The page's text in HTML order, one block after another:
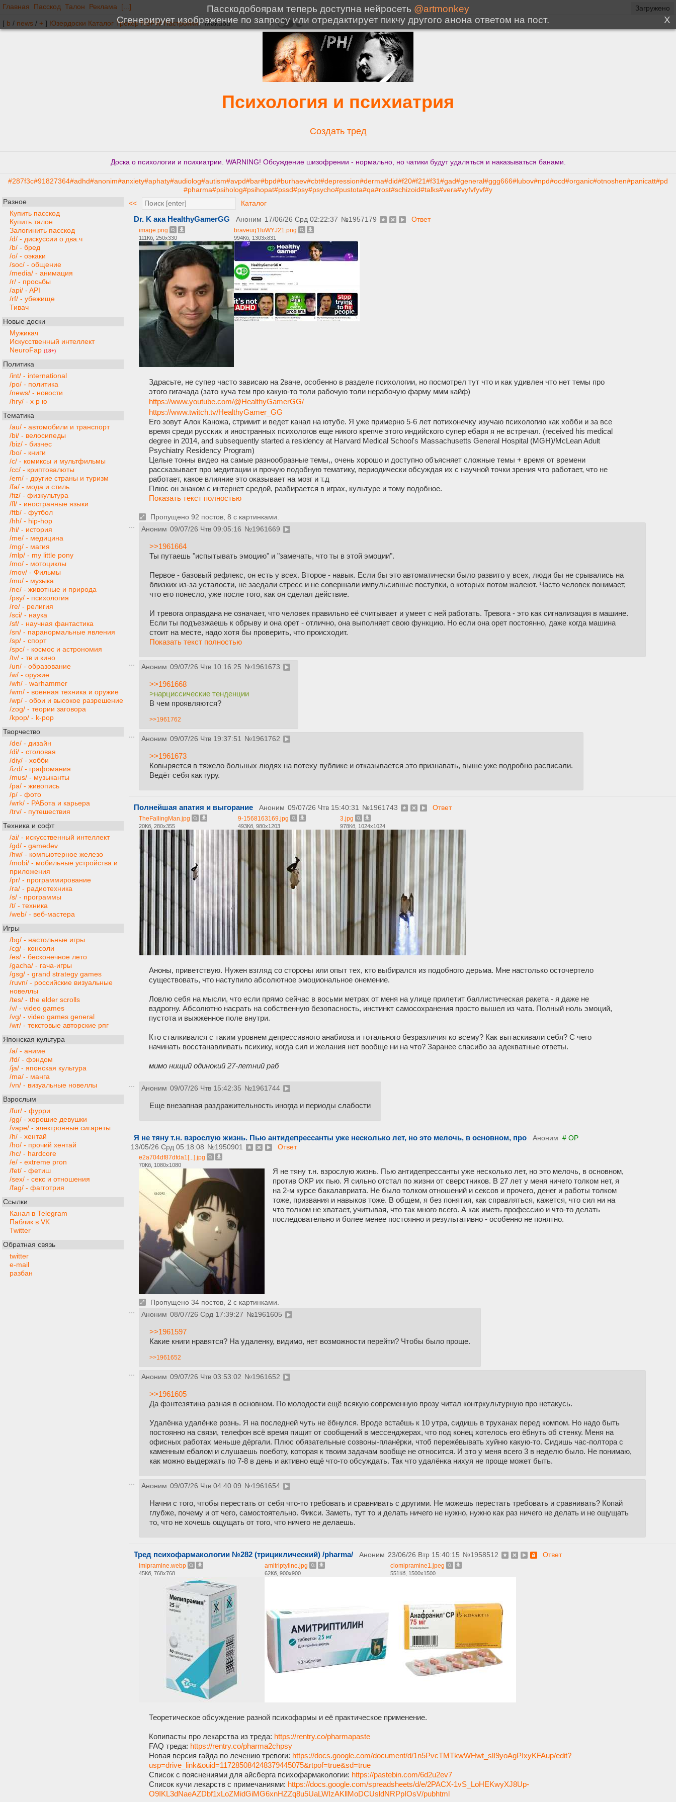
Главная Пасскод Талон Реклама [...]
[ b / news / + ] Юзердоски Каталог Трекер NSFW Настройки
Психология и психиатрия
Создать тред
Доска о психологии и психиатрии. WARNING! Обсуждение шизофрении - нормально, но чатики будут удаляться и наказываться банами.
#287f3c#91827364#adhd#anonim#anxiety#aphaty#audiolog#autism#avpd#bar#bpd#burhaev#cbt#depression#derma#did#f20#f21#f31#gad#general #ggg666#lubov#npd#ocd#organic#otnoshen#panicatt#pd
#pharma#psiholog#psihopat#pssd#psy#psycho#pustota#qa#rost#schizoid#talks#vera#vyfvfyvf#y
Разное
Купить пасскод
Купить талон
Залогинить пасскод
/d/ - дискуссии о два.ч
/b/ - бред
/o/ - оэкаки
/soc/ - общение
/media/ - анимация
/r/ - просьбы
/api/ - API
/rf/ - убежище
Тивач
Новые доски
Мужикач
Искусственный интеллект
NeuroFap (18+)
Политика
/int/ - international
/po/ - политика
/news/ - новости
/hry/ - х р ю
Тематика
/au/ - автомобили и транспорт
/bi/ - велосипеды
/biz/ - бизнес
/bo/ - книги
/c/ - комиксы и мультфильмы
/cc/ - криптовалюты
/em/ - другие страны и туризм
/fa/ - мода и стиль
/fiz/ - физкультура
/fl/ - иностранные языки
/ftb/ - футбол
/hh/ - hip-hop
/hi/ - история
/me/ - медицина
/mg/ - магия
/mlp/ - my little pony
/mo/ - мотоциклы
/mov/ - Фильмы
/mu/ - музыка
/ne/ - животные и природа
/psy/ - психология
/re/ - религия
/sci/ - наука
/sf/ - научная фантастика
/sn/ - паранормальные явления
/sp/ - спорт
/spc/ - космос и астрономия
/tv/ - тв и кино
/un/ - образование
/w/ - оружие
/wh/ - warhammer
/wm/ - военная техника и оружие
/wp/ - обои и высокое разрешение
/zog/ - теории заговора
/kpop/ - k-pop
Творчество
/de/ - дизайн
/di/ - столовая
/diy/ - хобби
/izd/ - графомания
/mus/ - музыканты
/pa/ - живопись
/p/ - фото
/wrk/ - РАБота и карьера
/trv/ - путешествия
Техника и софт
/ai/ - искусственный интеллект
/gd/ - gamedev
/hw/ - компьютерное железо
/mobi/ - мобильные устройства и
приложения
/pr/ - программирование
/ra/ - радиотехника
/s/ - программы
/t/ - техника
/web/ - веб-мастера
Игры
/bg/ - настольные игры
/cg/ - консоли
/es/ - бесконечное лето
/gacha/ - гача-игры
/gsg/ - grand strategy games
/ruvn/ - российские визуальные
новеллы
/tes/ - the elder scrolls
/v/ - video games
/vg/ - video games general
/wr/ - текстовые авторские рпг
Японская культура
/a/ - аниме
/fd/ - фэндом
/ja/ - японская культура
/ma/ - манга
/vn/ - визуальные новеллы
Взрослым
/fur/ - фурри
/gg/ - хорошие девушки
/vape/ - электронные сигареты
/h/ - хентай
/ho/ - прочий хентай
/hc/ - hardcore
/e/ - extreme pron
/fet/ - фетиш
/sex/ - секс и отношения
/fag/ - фагготрия
Ссылки
Канал в Telegram
Паблик в VK
Twitter
Обратная связь
twitter
e-mail
разбан
<< Каталог
Dr. K ака HealthyGamerGG Аноним 17/06/26 Срд 02:22:37 №1957179 Ответ
image.png
111Кб, 250x330
braveuq1fuWYJ21.png
994Кб, 1303x831
Здрасьте, не супер часто зависаю на 2ваче, особенно в разделе психологии, но посмотрел тут что и как удивлен что нет темы про
этого гигачада (зато куча тем про какую-то толи рабочую толи нерабочую фарму ммм кайф)
https://www.youtube.com/@HealthyGamerGG/
https://www.twitch.tv/HealthyGamer_GG
Его зовут Алок Каножа, стримит и ведет канал на ютубе. Я уже примерно 5-6 лет потихонечку изучаю психологию как хобби и за все
время среди русских и иностранных психологов еще никого крепче этого индийского супер ебаря я не встречал. (received his medical
degree in 2014, and subsequently started a residency at Harvard Medical School's Massachusetts General Hospital (MGH)/McLean Adult
Psychiatry Residency Program)
Целые тонны видео на самые разнообразные темы,, очень хорошо и доступно объясняет сложные темы + время от времени
рассказывает про медитации и прочую подобную тематику, периодически обсуждая их с научной точки зрения что работает, что не
работает, какое влияние это оказывает на мозг и т.д
Плюс он знаком с интернет средой, разбирается в играх, культуре и тому подобное.
Показать текст полностью
Пропущено 92 постов, 8 с картинками.
Аноним 09/07/26 Чтв 09:05:16 №1961669
>>1961664
Ты путаешь "испытывать эмоцию" и "замечать, что ты в этой эмоции".
Первое - базовый рефлекс, он есть у всех. Второе - навык. Если бы это автоматически было развито у всех, люди бы не срывались на
близких из-за усталости, не заедали стресс и не совершали импульсивные поступки, о которых потом жалеют. Часто человек понимает,
что его понесло, уже после того, как он сделал действие.
И тревога оправдана не означает, что человек правильно её считывает и умеет с ней работать. Тревога - это как сигнализация в машине.
Если ты подъезжаешь к обрыву и она орет - отлично, она выполняет свою функцию. Но если она орет постоянно, даже когда машина
стоит на месте, надо хотя бы проверить, что происходит.
Показать текст полностью
Аноним 09/07/26 Чтв 10:16:25 №1961673
>>1961668
>нарциссические тенденции
В чем проявляются?
>>1961762
Аноним 09/07/26 Чтв 19:37:51 №1961762
>>1961673
Ковыряется в тяжело больных людях на потеху публике и отказывается это признавать, выше уже подробно расписали.
Ведёт себя как гуру.
Полнейшая апатия и выгорание Аноним 09/07/26 Чтв 15:40:31 №1961743 Ответ
TheFallingMan.jpg
20Кб, 280x355
9-1568163169.jpg
493Кб, 980x1203
3.jpg
978Кб, 1024x1024
Аноны, приветствую. Нужен взгляд со стороны или опыт тех, кто выбирался из подобного дерьма. Мне настолько осточертело
существовать, что наступило абсолютное эмоциональное онемение.
Ловлю себя на мысли, что если прямо сейчас в восьми метрах от меня на улице прилетит баллистическая ракета - я даже не
вздрогну. Абсолютно насрать на собственную безопасность, инстинкт самосохранения просто вышел из чата. Полный ноль эмоций,
пустота и выжженное поле внутри.
Кто сталкивался с таким уровнем депрессивного анабиоза и тотального безразличия ко всему? Как вытаскивали себя? С чего
начинать восстанавливать психику, когда сил и желания нет вообще ни на что? Заранее спасибо за адекватные ответы.
мимо нищий одинокий 27-летний раб
Аноним 09/07/26 Чтв 15:42:35 №1961744
Еще внезапная раздражительность иногда и периоды слабости
Я не тяну т.н. взрослую жизнь. Пью антидепрессанты уже несколько лет, но это мелочь, в основном, про Аноним # OP
13/05/26 Срд 05:18:08 №1950901 Ответ
e2a704df87dfda1[...].jpg
70Кб, 1080x1080
Я не тяну т.н. взрослую жизнь. Пью антидепрессанты уже несколько лет, но это мелочь, в основном,
против ОКР их пью. Я сильно отстал по жизни от сверстников. В 27 лет у меня ничего толком нет, я
на 2-м курсе бакалавриата. Не было толком отношений и сексов и прочего, денег и работы толком
тоже, призвания и навыков тоже. В общем, я без понятия, как справляться, кажется, что сил ни на
что толком не хватает, учитывая, что так много всего. А как иметь профессию и что-то делать
последовательно и более менее постоянно и результативно - особенно не понятно.
Пропущено 34 постов, 2 с картинками.
Аноним 08/07/26 Срд 17:39:27 №1961605
>>1961597
Какие книги нравятся? На удаленку, видимо, нет возможности перейти? Чтобы было проще.
>>1961652
Аноним 09/07/26 Чтв 03:53:02 №1961652
>>1961605
Да фэнтезятина разная в основном. По молодости ещё всякую современную прозу читал контркультурную про нетакусь.
Удалёнка удалёнке рознь. Я на последней чуть не ёбнулся. Вроде встаёшь к 10 утра, сидишь в труханах перед компом. Но надо быть
постоянно на связи, телефон всё время пищит от сообщений в мессенджерах, что под конец хотелось его ёбнуть об стенку. Меня на
офисных работах меньше дёргали. Плюс обязательные созвоны-планёрки, чтоб пережёвывать хуйню какую-то. Сидишь час-полтора с
каменным ебалом и слушаешь поеботу, которая к твоим задачам вообще не относится. И это у меня всего 3 в неделю было. Не понимаю,
как можно выдержать по 7-8 в день и активно ещё что-то обсуждать. Так что удалёнка нихуя не проще может быть.
Аноним 09/07/26 Чтв 04:40:09 №1961654
Начни с того, чтобы перестать от себя что-то требовать и сравнивать с другими. Не можешь перестать требовать и сравнивать? Копай
глубже, почему и от чего, самостоятельно. Фикси. Заметь, тут то и делать ничего не нужно, нужно как раз ничего не делать и не ощущать
то, что не хочешь ощущать от того, что ничего не делаешь.
Тред психофармакологии №282 (трициклический) /pharma/ Аноним 23/06/26 Втр 15:40:15 №1958512 Ответ
imipramine.webp
45Кб, 768x768
amitriptyline.jpg
62Кб, 900x900
clomipramine1.jpeg
551Кб, 1500x1500
Теоретическое обсуждение разной психофармы и её практическое применение.
Копипасты про лекарства из треда: https://rentry.co/pharmapaste
FAQ треда: https://rentry.co/pharma2chpsy
Новая версия гайда по лечению тревоги: https://docs.google.com/document/d/1n5PvcTMTkwWHwt_slI9yoAgPIxyKFAup/edit?
usp=drive_link&ouid=117285084248379445075&rtpof=true&sd=true
Список с пояснениями для айсберга психофармакологии: https://pastebin.com/6d2u2ev7
Список кучи лекарств с примечаниями: https://docs.google.com/spreadsheets/d/e/2PACX-1vS_LoHEKwyXJ8Up-
O9IKL3dNaeAZDbf1xLoZMidGiMG6xnHZZq8u5UaLWIzAKllMoDCUsldNRPpIOsV/pubhtml